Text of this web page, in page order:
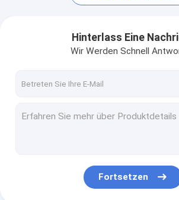
Hinterlass Eine
Wir Werden Schnell
Fortsetzen